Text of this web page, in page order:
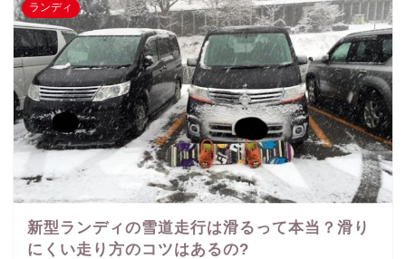
ランディ
新型ランディの雪道走行は滑るって本当？滑り
にくい走り方のコツはあるの?